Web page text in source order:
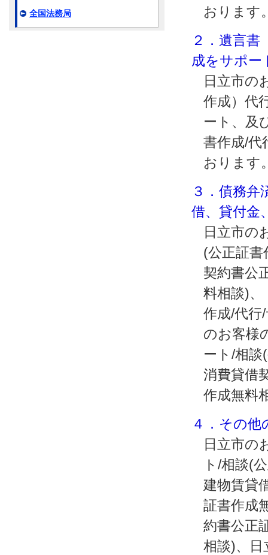
おります
２．遺言書
成をサポー
日立市の
作成）代
ート、及
書作成/代
おります
３．債務弁
借、貸付金
日立市の
(公正証書
契約書公
料相談)、
作成/代行
のお客様
ート/相談
消費貸借
作成無料
４．その他
日立市の
ト/相談(
建物賃貸
証書作成
約書公正
相談)、日
全国法務局